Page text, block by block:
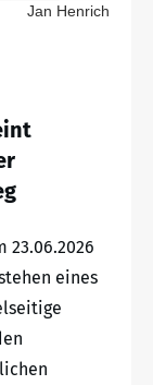
Jan Henrich
23.06.2026
eines